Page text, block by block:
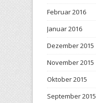
Februar 2016
Januar 2016
Dezember 2015
November 2015
Oktober 2015
September 2015